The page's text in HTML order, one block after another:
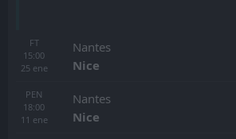
FT
15:00
25 ene
Nantes
Nice
PEN
18:00
11 ene
Nantes
Nice